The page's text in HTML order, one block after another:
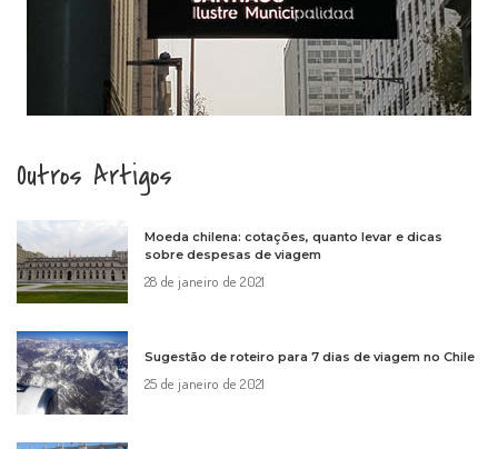
Outros Artigos
Moeda chilena: cotações, quanto levar e dicas
sobre despesas de viagem
28 de janeiro de 2021
Sugestão de roteiro para 7 dias de viagem no Chile
25 de janeiro de 2021